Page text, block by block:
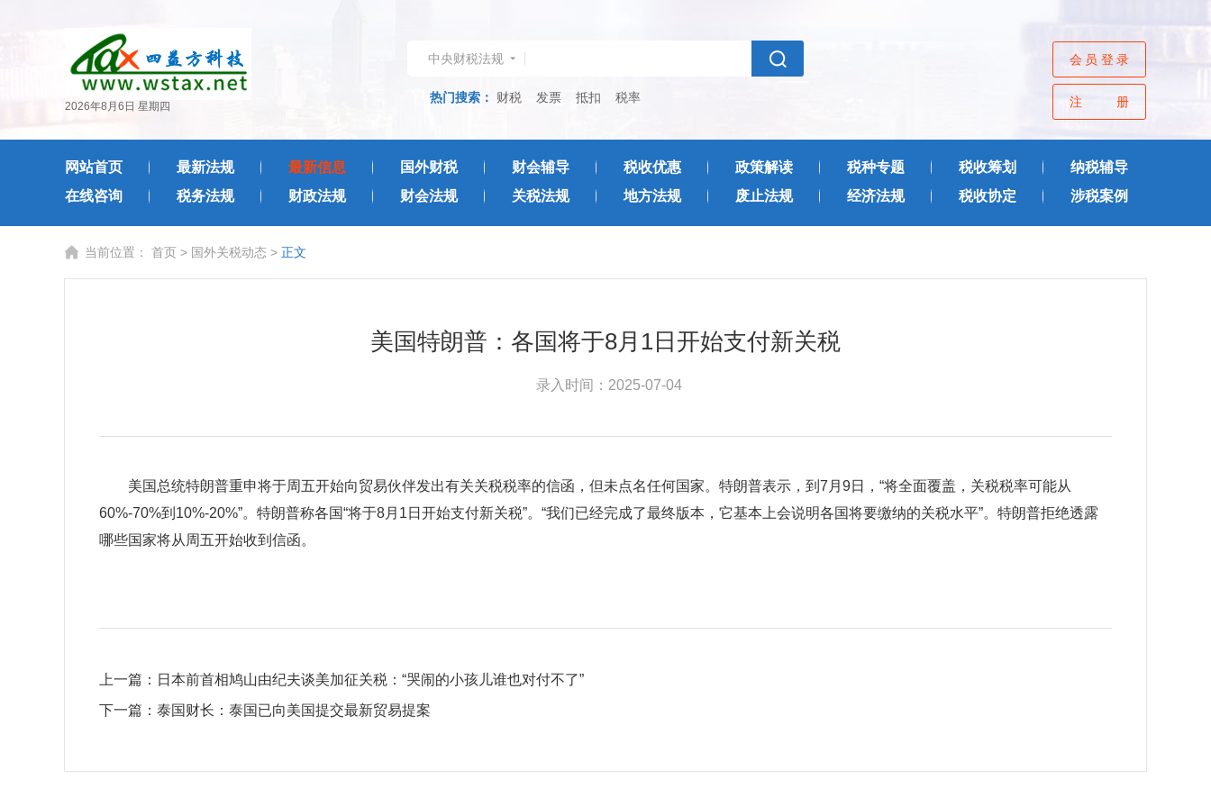
2026年8月6日 星期四
中央财税法规
热门搜索： 财税 发票 抵扣 税率
会员登录
注册
网站首页 最新法规 最新信息 国外财税 财会辅导 税收优惠 政策解读 税种专题 税收筹划
纳税辅导
在线咨询
税务法规 财政法规 财会法规 关税法规 地方法规 废止法规 经济法规 税收协定 涉税案例
当前位置： 首页 > 国外关税动态 > 正文
美国特朗普：各国将于8月1日开始支付新关税
录入时间：2025-07-04
美国总统特朗普重申将于周五开始向贸易伙伴发出有关关税税率的信函，但未点名任何国家。特朗普表示，到7月9日，“将全面覆盖，关税税率可能从
60%-70%到10%-20%”。特朗普称各国“将于8月1日开始支付新关税”。“我们已经完成了最终版本，它基本上会说明各国将要缴纳的关税水平”。特朗普拒绝透露
哪些国家将从周五开始收到信函。
上一篇： 日本前首相鸠山由纪夫谈美加征关税：“哭闹的小孩儿谁也对付不了”
下一篇： 泰国财长：泰国已向美国提交最新贸易提案